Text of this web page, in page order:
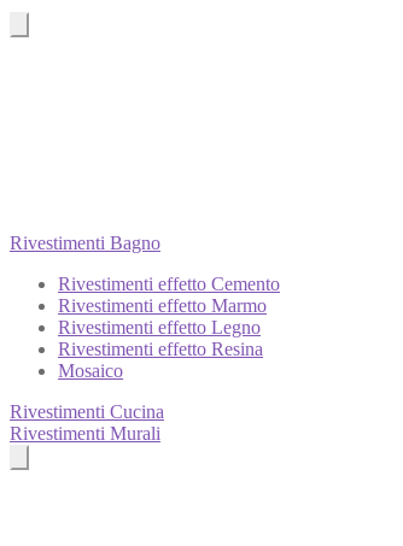
Rivestimenti Bagno
Rivestimenti effetto Cemento
Rivestimenti effetto Marmo
Rivestimenti effetto Legno
Rivestimenti effetto Resina
Mosaico
Rivestimenti Cucina
Rivestimenti Murali